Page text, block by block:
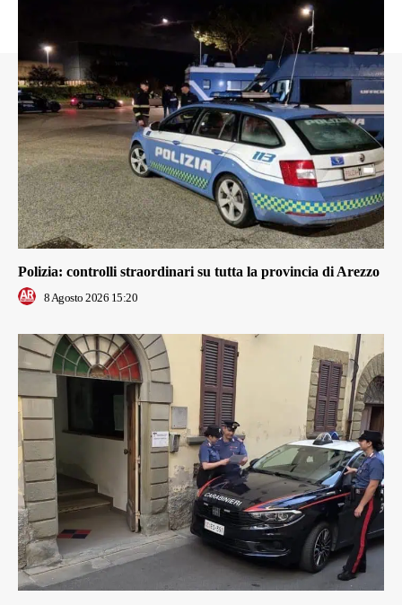
Polizia: controlli straordinari su tutta la provincia di Arezzo
8 Agosto 2026 15:20